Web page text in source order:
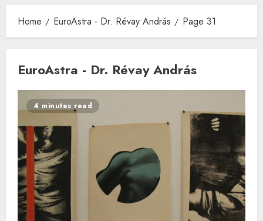
Home EuroAstra - Dr. Révay András Page 31
EuroAstra - Dr. Révay András
4 minutes read